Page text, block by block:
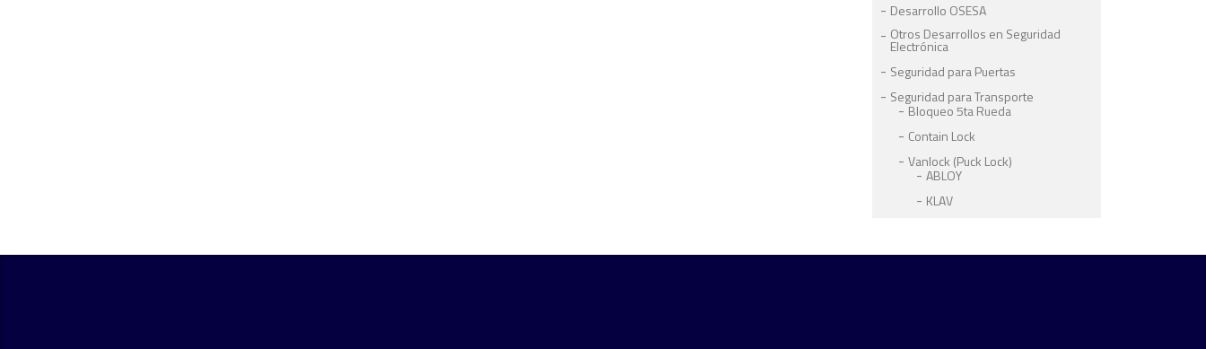
Desarrollo OSESA
Otros Desarrollos en Seguridad
Electrónica
Seguridad para Puertas
Seguridad para Transporte
Bloqueo 5ta Rueda
Contain Lock
Vanlock (Puck Lock)
ABLOY
KLAV